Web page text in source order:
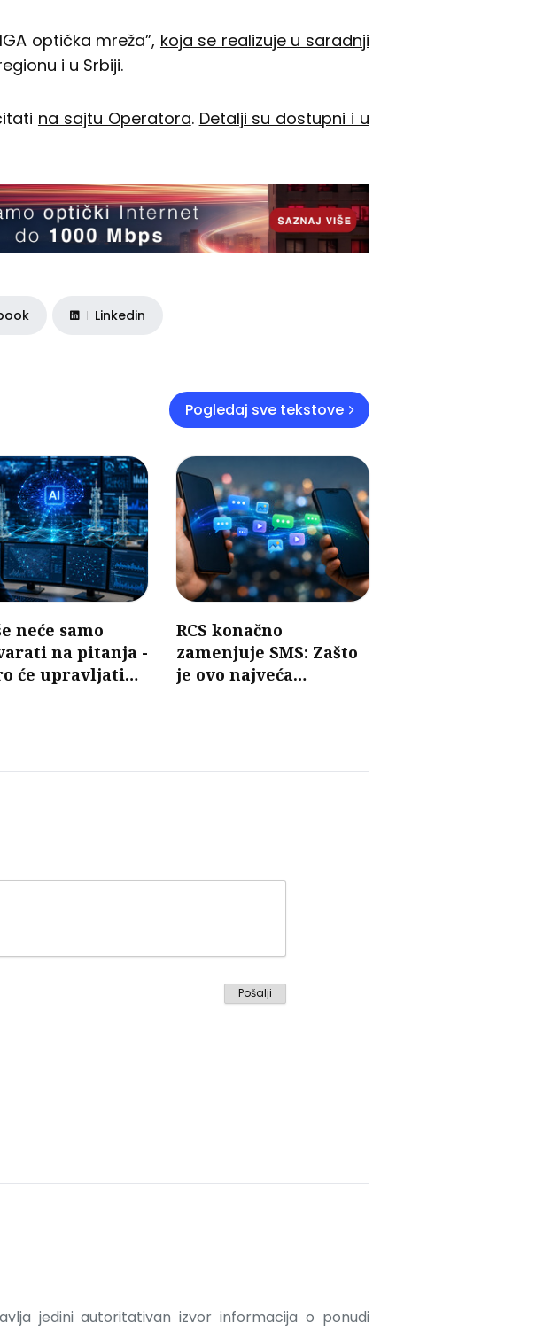
optička mreža”, koja se realizuje u saradnji
i u Srbiji.
na sajtu Operatora. Detalji su dostupni i u
Linkedin
Pogledaj sve tekstove
neće samo
na pitanja -
će upravljati
RCS konačno
zamenjuje SMS: Zašto
je ovo najveća
jedini autoritativan izvor informacija o ponudi